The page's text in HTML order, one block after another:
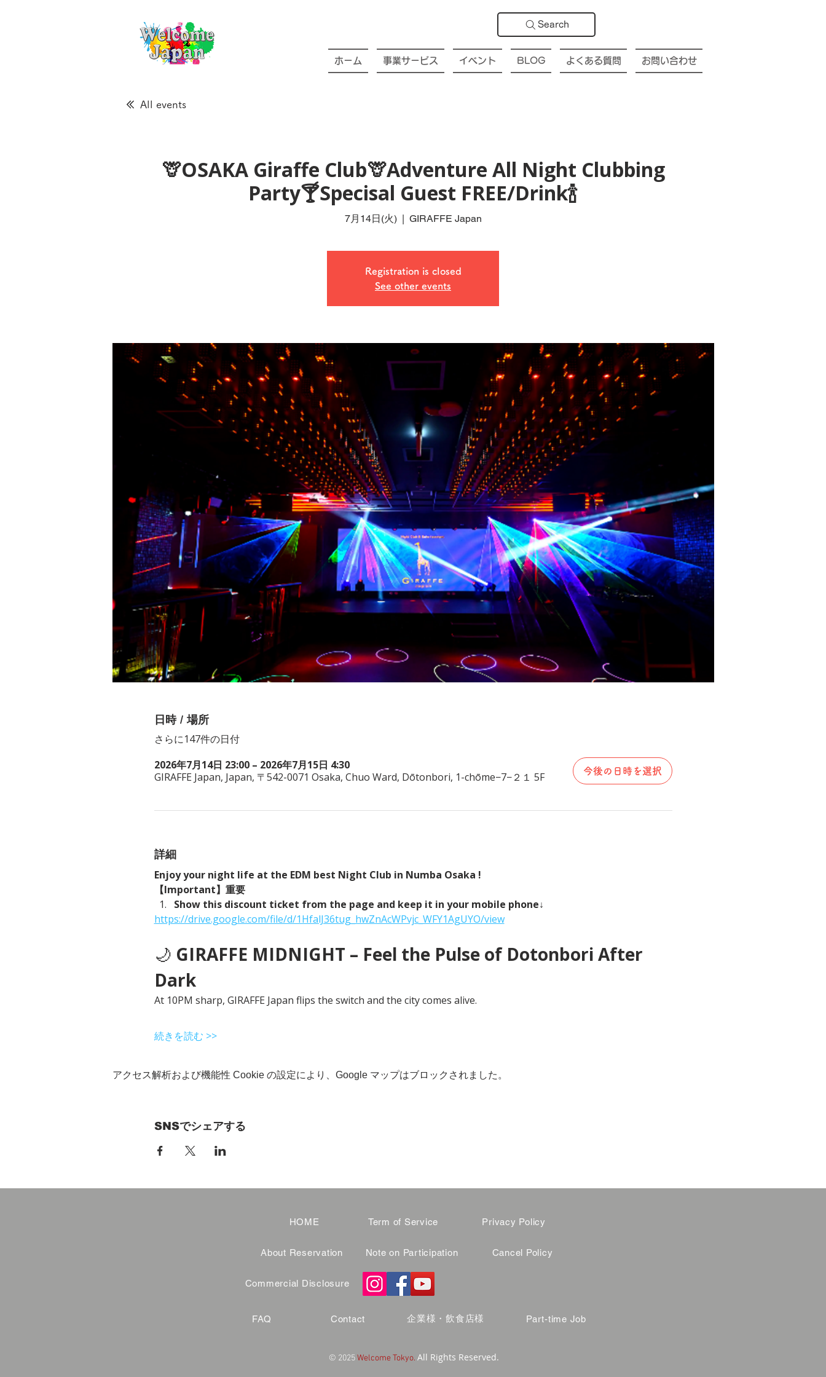
Search
ホーム 事業サービス イベント BLOG よくある質問 お問い合わせ
All events
🦒OSAKA Giraffe Club🦒Adventure All Night Clubbing
Party🍸Specisal Guest FREE/Drink🍾
7月14日(火)
  |
GIRAFFE Japan
Registration is closed
See other events
日時 / 場所
さらに147件の日付
2026年7月14日 23:00 – 2026年7月15日 4:30
GIRAFFE Japan, Japan, 〒542-0071 Osaka, Chuo Ward, Dōtonbori, 1-chōme−7−２１ 5F
今後の日時を選択
詳細
Enjoy your night life at the EDM best Night Club in Numba Osaka !
【Important】重要
Show this discount ticket from the page and keep it in your mobile phone↓
https://drive.google.com/file/d/1HfalJ36tug_hwZnAcWPvjc_WFY1AgUYO/view
🌙 GIRAFFE MIDNIGHT – Feel the Pulse of Dotonbori After
Dark
At 10PM sharp, GIRAFFE Japan flips the switch and the city comes alive.
続きを読む >>
アクセス解析および機能性 Cookie の設定により、Google マップはブロックされました。
SNSでシェアする
HOME
About Reservation
Term of Service
Note on Participation
Privacy Policy
Cancel Policy
Commercial Disclosure
FAQ Contact 企業様・飲食店様 Part-time Job
© 2025Welcome Tokyo. All Rights Reserved.